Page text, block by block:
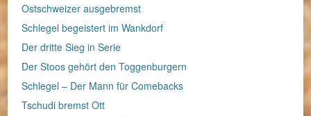
Ostschweizer ausgebremst
Schlegel begeistert im Wankdorf
Der dritte Sieg in Serie
Der Stoos gehört den Toggenburgern
Schlegel – Der Mann für Comebacks
Tschudi bremst Ott